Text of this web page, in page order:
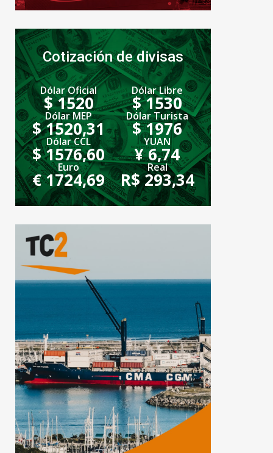
Cotización de divisas
Dólar Oficial
$ 1520
Dólar Libre
$ 1530
Dólar MEP
$ 1520,31
Dólar Turista
$ 1976
Dólar CCL
$ 1576,60
YUAN
¥ 6,74
Euro
€ 1724,69
Real
R$ 293,34